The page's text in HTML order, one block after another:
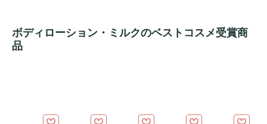
肌への負担に配慮し、
敏感肌の方にもお使いいただきやすい
処方です。
ひと吹きでみずみずしい
うるおいとともに、メントール※2
ボディローション・ミルクのベストコスメ受賞商
品